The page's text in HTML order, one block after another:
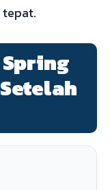
Spring